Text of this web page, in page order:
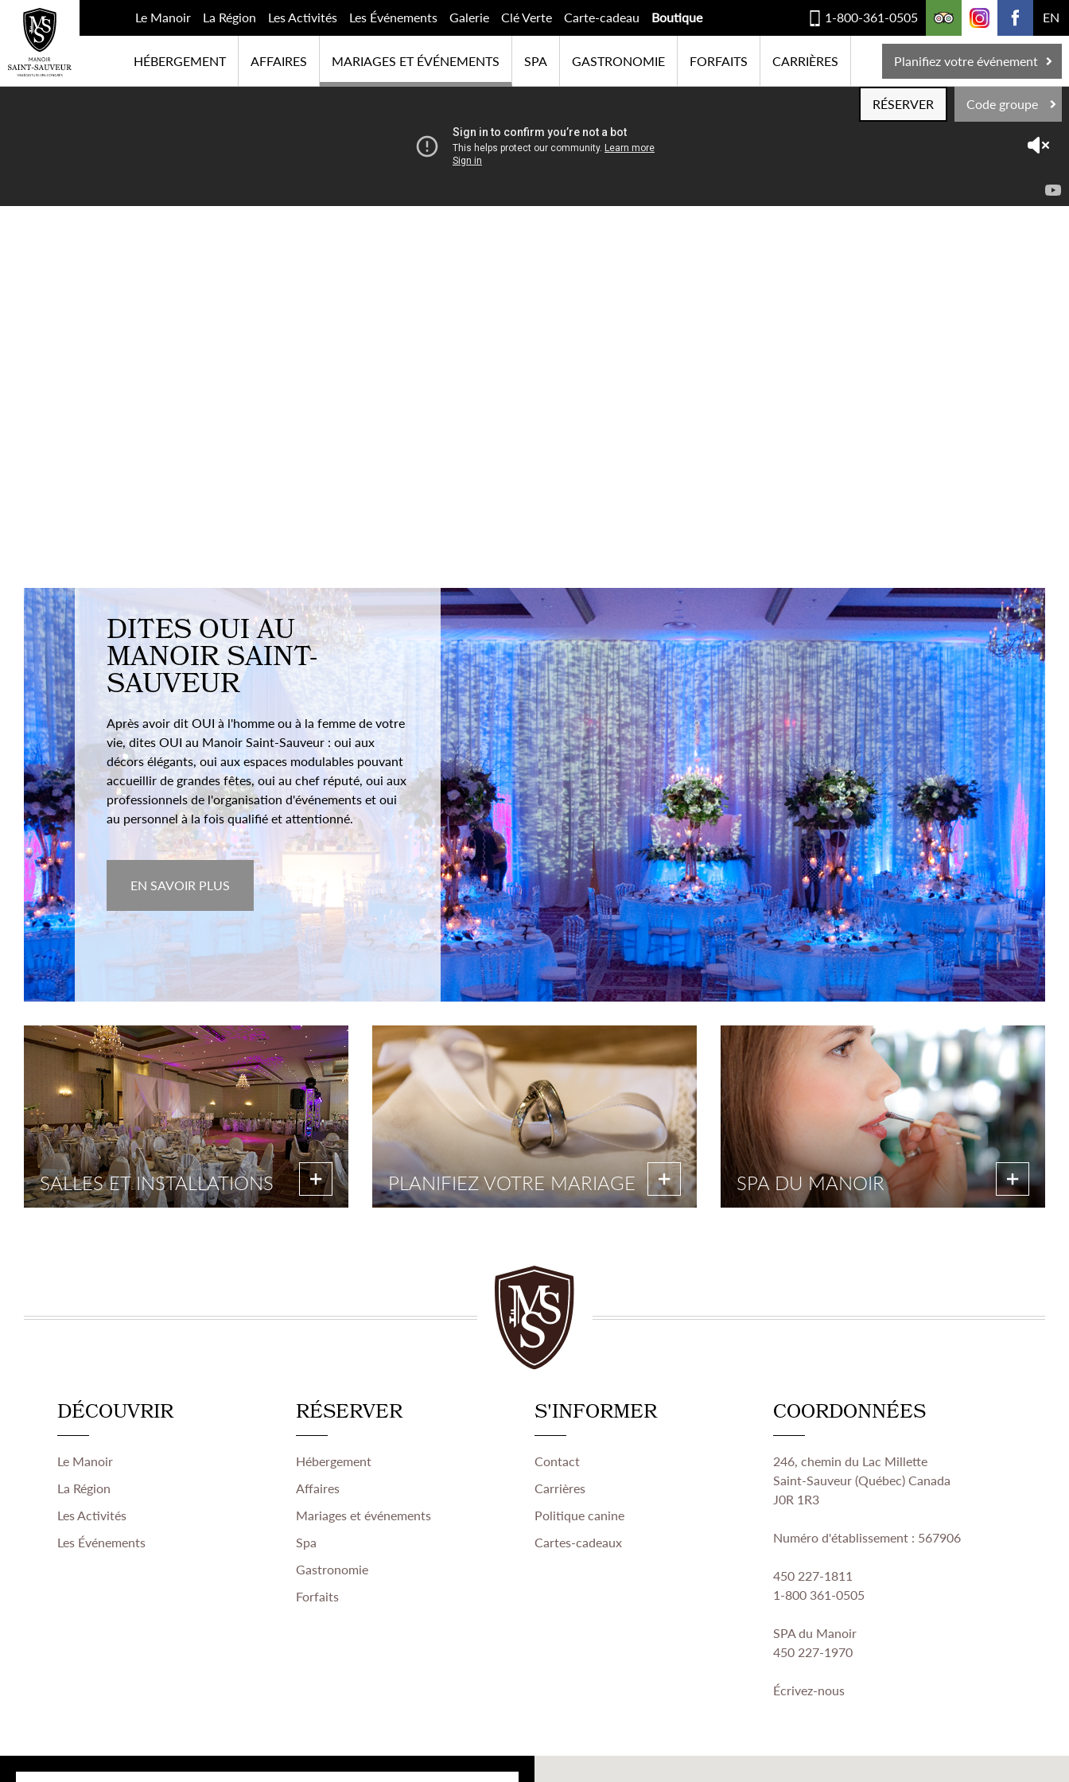
Le Manoir La Région Les Activités Les Événements Galerie Clé Verte Carte-cadeau Boutique EN
1-800-361-0505
HÉBERGEMENT AFFAIRES MARIAGES ET ÉVÉNEMENTS SPA GASTRONOMIE FORFAITS CARRIÈRES Planifiez votre événement
Code groupe
RÉSERVER
DITES OUI AU
MANOIR SAINT-
SAUVEUR
Après avoir dit OUI à l'homme ou à la femme de votre
vie, dites OUI au Manoir Saint-Sauveur : oui aux
décors élégants, oui aux espaces modulables pouvant
accueillir de grandes fêtes, oui au chef réputé, oui aux
professionnels de l'organisation d'événements et oui
au personnel à la fois qualifié et attentionné.
EN SAVOIR PLUS
SALLES ET INSTALLATIONS PLANIFIEZ VOTRE MARIAGE SPA DU MANOIR
DÉCOUVRIR
Le Manoir
La Région
Les Activités
Les Événements
RÉSERVER
Hébergement
Affaires
Mariages et événements
Spa
Gastronomie
Forfaits
S'INFORMER
Contact
Carrières
Politique canine
Cartes-cadeaux
COORDONNÉES
246, chemin du Lac Millette
Saint-Sauveur (Québec) Canada
J0R 1R3
Numéro d'établissement : 567906
450 227-1811
1-800 361-0505
SPA du Manoir
450 227-1970
Écrivez-nous